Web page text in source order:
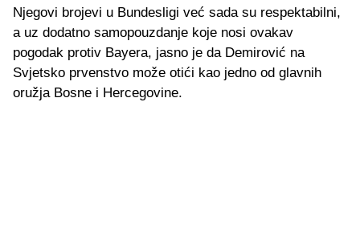
Njegovi brojevi u Bundesligi već sada su respektabilni,
a uz dodatno samopouzdanje koje nosi ovakav
pogodak protiv Bayera, jasno je da Demirović na
Svjetsko prvenstvo može otići kao jedno od glavnih
oružja Bosne i Hercegovine.